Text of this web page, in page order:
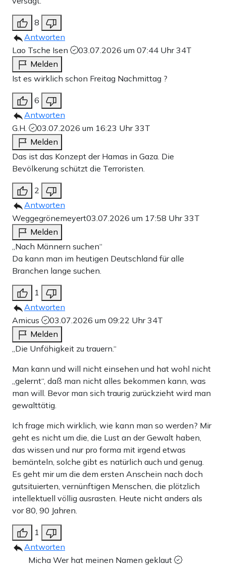
8
Antworten
Lao Tsche Isen
03.07.2026 um 07:44 Uhr34T
Melden
Ist es wirklich schon Freitag Nachmittag ?
6
Antworten
G.H.
03.07.2026 um 16:23 Uhr33T
Melden
Das ist das Konzept der Hamas in Gaza. Die
Bevölkerung schützt die Terroristen.
2
Antworten
Weggegrönemeyert03.07.2026 um 17:58 Uhr33T
Melden
„Nach Männern suchen“
Da kann man im heutigen Deutschland für alle
Branchen lange suchen.
1
Antworten
Amicus
03.07.2026 um 09:22 Uhr34T
Melden
„Die Unfähigkeit zu trauern.“
Man kann und will nicht einsehen und hat wohl nicht
„gelernt“, daß man nicht alles bekommen kann, was
man will. Bevor man sich traurig zurückzieht wird man
gewalttätig.
Ich frage mich wirklich, wie kann man so werden? Mir
geht es nicht um die, die Lust an der Gewalt haben,
das wissen und nur pro forma mit irgend etwas
bemänteln, solche gibt es natürlich auch und genug.
Es geht mir um die dem ersten Anschein nach doch
gutsituierten, vernünftigen Menschen, die plötzlich
intellektuell völlig ausrasten. Heute nicht anders als
vor 80, 90 Jahren.
1
Antworten
Micha Wer hat meinen Namen geklaut